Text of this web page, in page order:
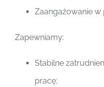
Zaangażowanie w
Zapewniamy:
Stabilne
pracę;